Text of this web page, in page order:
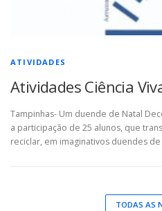
ATIVIDADES
Atividades Ciência
Tampinhas- Um duende de Natal
a participação de 25 alunos, que
reciclar, em imaginativos duendes
TODAS AS